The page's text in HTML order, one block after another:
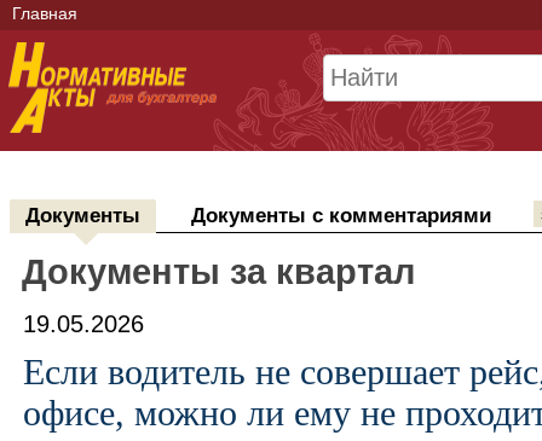
Главная
Документы Документы с комментариями
Документы за квартал
19.05.2026
Если водитель не совершает
офисе, можно ли ему не